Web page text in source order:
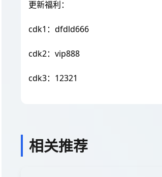
更新福利：
cdk1：dfdld666
cdk2：vip888
cdk3：12321
相关推荐